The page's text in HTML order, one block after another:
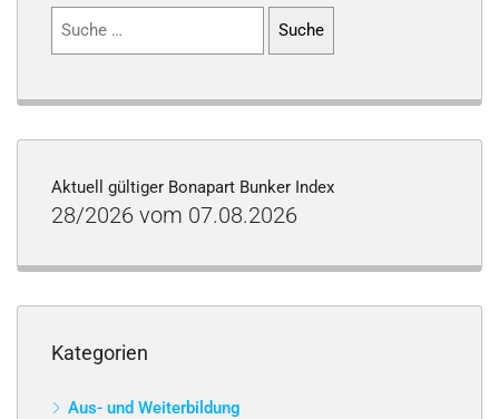
Suchen
Aktuell gültiger Bonapart Bunker Index
28/2026 vom 07.08.2026
Kategorien
Aus- und Weiterbildung